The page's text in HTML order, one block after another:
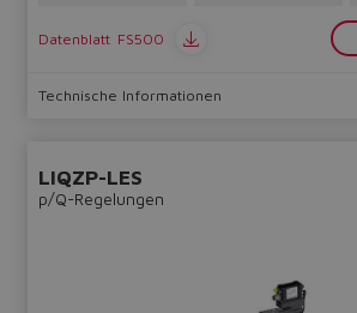
Datenblatt FS500
Technische Informationen
LIQZP-LES
p/Q-Regelungen